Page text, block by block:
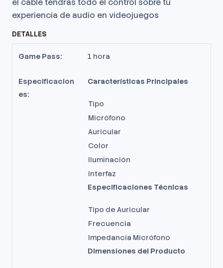
experiencia de audio en videojuegos
DETALLES
Game Pass: 1 hora
Especificacion
es:
Características Principales
Tipo
Micrófono
Auricular
Color
Iluminación
Interfaz
Especificaciones Técnicas
Tipo de Auricular
Frecuencia
Impedancia Micrófono
Dimensiones del Producto